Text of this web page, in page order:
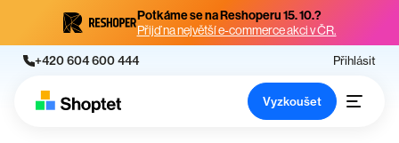
Potkáme se na Reshoperu 15. 10.?
Přijď na největší e-commerce akci v ČR.
+420 604 600 444 Přihlásit
Vyzkoušet